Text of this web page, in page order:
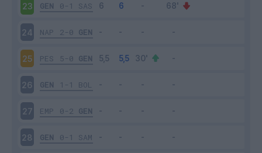
23 GEN 0-1 SAS
24 NAP 2-0 GEN
25 PES 5-0 GEN
26 GEN 1-1 BOL
27 EMP 0-2 GEN
28 GEN 0-1 SAM